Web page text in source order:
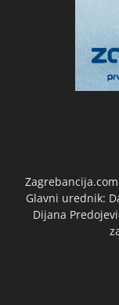
Glavni urednik:
Dijana